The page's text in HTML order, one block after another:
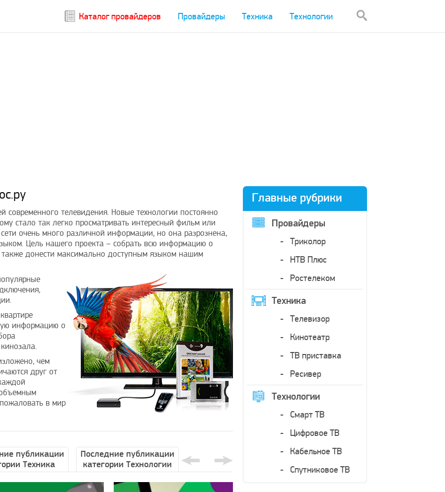
Каталог провайдеров Провайдеры Техника Технологии
Главные рубрики
Провайдеры
Триколор
НТВ Плюс
Ростелеком
Техника
Телевизор
Кинотеатр
ТВ приставка
Ресивер
Технологии
Смарт ТВ
Цифровое ТВ
Кабельное ТВ
Спутниковое ТВ
современного телевидения. Новые технологии постоянно
стало так легко просматривать интересный фильм или
очень много различной информации, но она разрознена,
Цель нашего проекта – собрать всю информацию о
также донести максимально доступным языком нашим
информацию о
чем
друг от
в мир
публикации
Техника
Последние публикации
категории Технологии